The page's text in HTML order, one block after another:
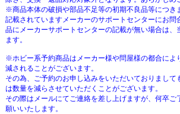
※商品本体の破損や部品不足等の初期不良品等につき
記載されていますメーカーのサポートセンターにお問
品にメーカーサポートセンターの記載が無い場合は、
ます。
※ホビー系予約商品はメーカー様や問屋様の都合によ
減されることがございます。
その為、ご予約のお申し込みをいただいておりまして
は数量を減らさせていただくことがございます。
その際はメールにてご連絡を差し上げますが、何卒ご
願いいたします。